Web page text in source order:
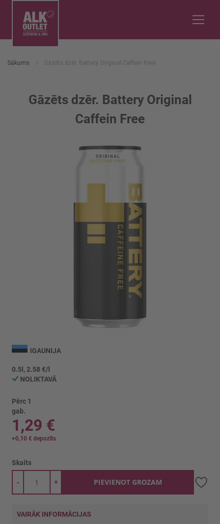
Sākums Gāzēts dzēr. Battery Original Caffein Free
Gāzēts dzēr. Battery Original
Caffein Free
uz
sākumu
IGAUNIJA
0.5l, 2.58 €/l
NOLIKTAVĀ
Pērc 1
gab.
1,29 €
+0,10 € depozīts
Skaits
+
- PIEVIENOT GROZAM
VAIRĀK INFORMĀCIJAS